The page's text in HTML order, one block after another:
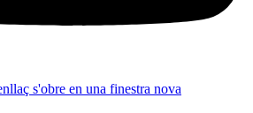
s'obre en una finestra nova